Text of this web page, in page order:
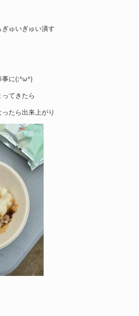
ゅいぎゅい潰す
事に(;^ω^)
てきたら
たら出来上がり